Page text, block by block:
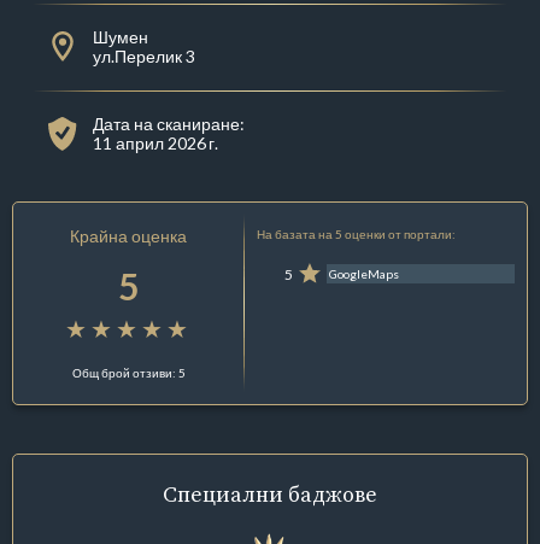
Шумен
ул.Перелик 3
Дата на сканиране:
11 април 2026 г.
Крайна оценка
5
Общ брой отзиви: 5
На базата на 5 оценки от портали:
5 GoogleMaps
Специални баджове